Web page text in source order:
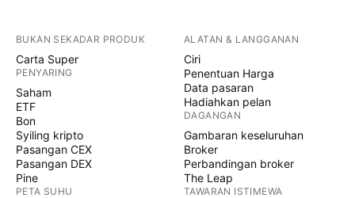
BUKAN SEKADAR PRODUK
Carta Super
PENYARING
Saham
ETF
Bon
Syiling kripto
Pasangan CEX
Pasangan DEX
Pine
PETA SUHU
ALATAN & LANGGANAN
Ciri
Penentuan Harga
Data pasaran
Hadiahkan pelan
DAGANGAN
Gambaran keseluruhan
Broker
Perbandingan broker
The Leap
TAWARAN ISTIMEWA